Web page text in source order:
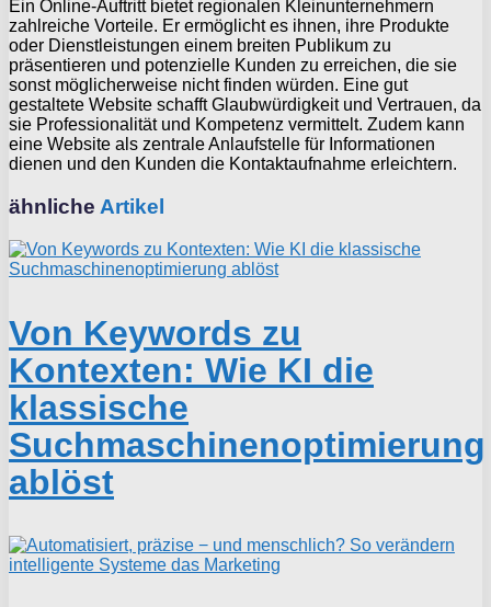
Ein Online-Auftritt bietet regionalen Kleinunternehmern
zahlreiche Vorteile. Er ermöglicht es ihnen, ihre Produkte
oder Dienstleistungen einem breiten Publikum zu
präsentieren und potenzielle Kunden zu erreichen, die sie
sonst möglicherweise nicht finden würden. Eine gut
gestaltete Website schafft Glaubwürdigkeit und Vertrauen, da
sie Professionalität und Kompetenz vermittelt. Zudem kann
eine Website als zentrale Anlaufstelle für Informationen
dienen und den Kunden die Kontaktaufnahme erleichtern.
ähnliche Artikel
Von Keywords zu
Kontexten: Wie KI die
klassische
Suchmaschinenoptimierung
ablöst